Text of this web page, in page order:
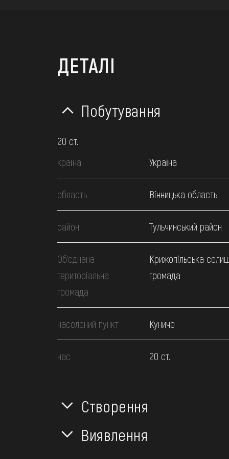
ДЕТАЛІ
Побутування
20 ст.
країна
Україна
область Вінницька область
район Тульчинський район
Об’єднана
територіальна
громада
Крижопільська
громада
населений пункт Куниче
час 20 ст.
Створення
Виявлення